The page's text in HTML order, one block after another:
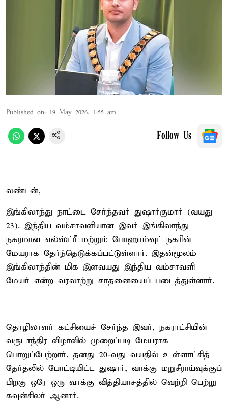
Published on: 19 May 2026, 1:55 am
Follow Us
லண்டன்,
இங்கிலாந்து நாட்டை சேர்ந்தவர் துஷார்குமார் (வயது
23). இந்திய வம்சாவளியான இவர் இங்கிலாந்து
நகரமான எல்ஸ்ட்ரீ மற்றும் போஹாம்வுட் நகரின்
மேயராக தேர்ந்தெடுக்கப்பட்டுள்ளார். இதன்மூலம்
இங்கிலாந்தின் மிக இளவயது இந்திய வம்சாவளி
மேயர் என்ற வரலாற்று சாதனையைப் படைத்துள்ளார்.
தொழிலாளர் கட்சியைச் சேர்ந்த இவர், நகராட்சியின்
வருடாந்திர விழாவில் முறைப்படி மேயராக
பொறுப்பேற்றார். தனது 20-வது வயதில் உள்ளாட்சித்
தேர்தலில் போட்டியிட்ட துஷார், வாக்கு மறுசீராய்வுக்குப்
பிறகு ஒரே ஒரு வாக்கு வித்தியாசத்தில் வெற்றி பெற்று
கவுன்சிலர் ஆனார்.